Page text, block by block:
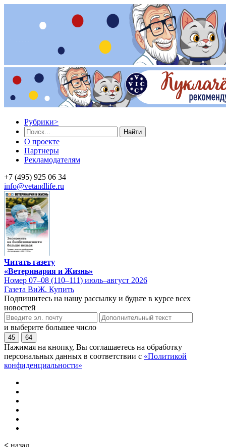
Рубрики>
Найти
О проекте
Партнеры
Рекламодателям
+7 (495) 925 06 34
info@vetandlife.ru
Читать газету
«Ветеринария и Жизнь»
Номер 07–08 (110–111) июль–август 2026
Газета ВиЖ. Купить
Подпишитесь на нашу рассылку и будьте в курсе всех
новостей
и выберите большее число
45 64
Нажимая на кнопку, Вы соглашаетесь на обработку
персональных данных в соответствии с «Политикой
конфиденциальности»
< назад